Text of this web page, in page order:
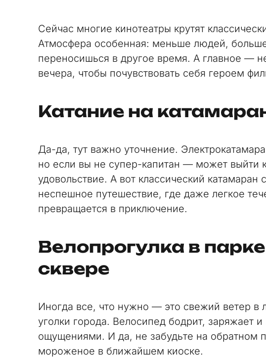
Сейчас многие кинотеатры крутят
Атмосфера особенная: меньше людей,
переносишься в другое время. А главное —
вечера, чтобы почувствовать себя героем
Катание на
Да-да, тут важно уточнение.
но если вы не супер-капитан — может выйти
удовольствие. А вот классический
неспешное путешествие, где даже легкое
превращается в приключение.
Велопрогулка в
сквере
Иногда все, что нужно — это свежий ветер в
уголки города. Велосипед бодрит, заряжает и
ощущениями. И да, не забудьте на обратном
мороженое в ближайшем киоске.